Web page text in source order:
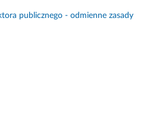
publicznego - odmienne zasady